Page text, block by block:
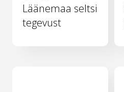
Läänemaa seltsi
tegevust